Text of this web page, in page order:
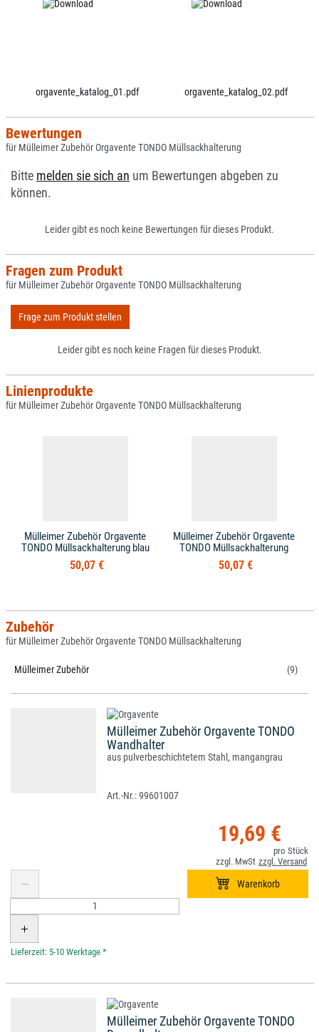
orgavente_katalog_01.pdf orgavente_katalog_02.pdf
Bewertungen
für Mülleimer Zubehör Orgavente TONDO Müllsackhalterung
Bitte melden sie sich an um Bewertungen abgeben zu
können.
Leider gibt es noch keine Bewertungen für dieses Produkt.
Fragen zum Produkt
für Mülleimer Zubehör Orgavente TONDO Müllsackhalterung
Frage zum Produkt stellen
Leider gibt es noch keine Fragen für dieses Produkt.
Linienprodukte
für Mülleimer Zubehör Orgavente TONDO Müllsackhalterung
Mülleimer Zubehör Orgavente
TONDO Müllsackhalterung blau
50,07 €
Mülleimer Zubehör Orgavente
TONDO Müllsackhalterung
50,07 €
Zubehör
für Mülleimer Zubehör Orgavente TONDO Müllsackhalterung
Mülleimer Zubehör (9)
Mülleimer Zubehör Orgavente TONDO
Wandhalter
aus pulverbeschichtetem Stahl, mangangrau
99601007
19,69 €
*
Mülleimer Zubehör Orgavente TONDO